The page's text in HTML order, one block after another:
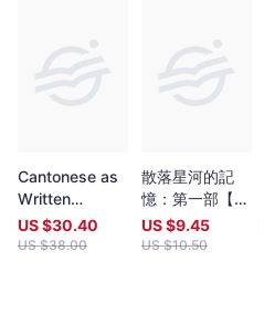
Cantonese as
Written
Language: The
Growth of a
US $30.40
US $38.00
散落星河的記
憶：第一部【迷
失】（上下卷）
US $9.45
US $10.50